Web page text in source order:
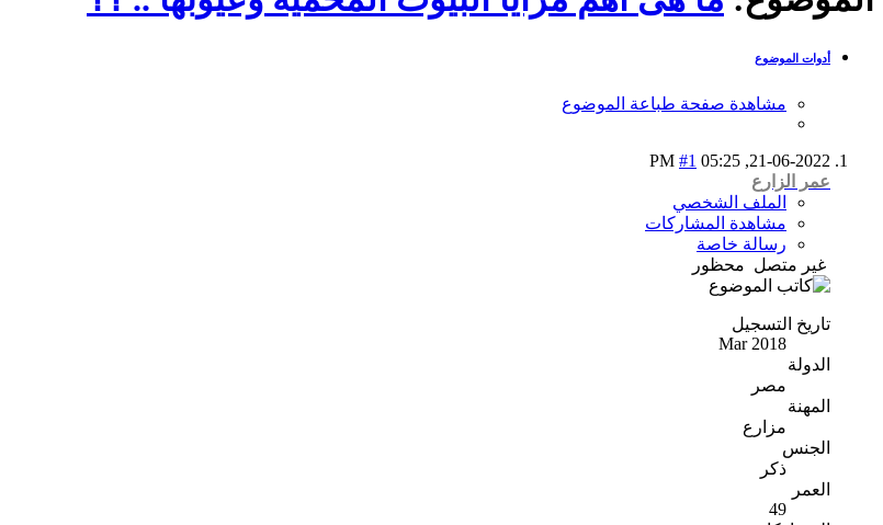
أدوات الموضوع
مشاهدة صفحة طباعة الموضوع
21-06-2022,
05:25 PM
#1
عمر الزارع
الملف الشخصي
مشاهدة المشاركات
رسالة خاصة
غير متصل محظور
تاريخ التسجيل
Mar 2018
الدولة
مصر
المهنة
مزارع
الجنس
ذكر
العمر
49